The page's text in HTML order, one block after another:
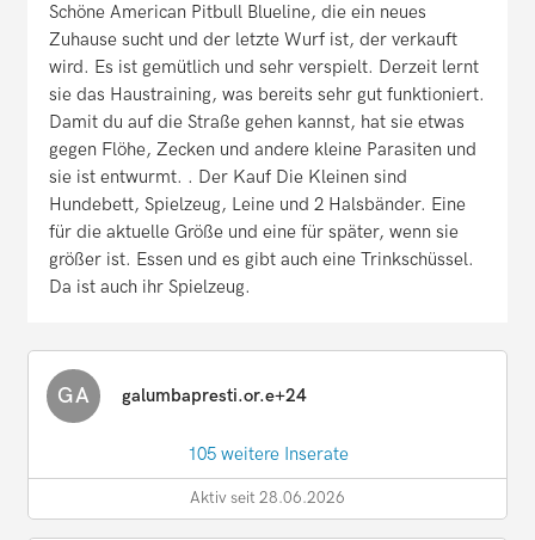
Schöne American Pitbull Blueline, die ein neues
Zuhause sucht und der letzte Wurf ist, der verkauft
wird. Es ist gemütlich und sehr verspielt. Derzeit lernt
sie das Haustraining, was bereits sehr gut funktioniert.
Damit du auf die Straße gehen kannst, hat sie etwas
gegen Flöhe, Zecken und andere kleine Parasiten und
sie ist entwurmt. . Der Kauf Die Kleinen sind
Hundebett, Spielzeug, Leine und 2 Halsbänder. Eine
für die aktuelle Größe und eine für später, wenn sie
größer ist. Essen und es gibt auch eine Trinkschüssel.
Da ist auch ihr Spielzeug.
GA galumbapresti.or.e+24
105 weitere Inserate
Aktiv seit 28.06.2026